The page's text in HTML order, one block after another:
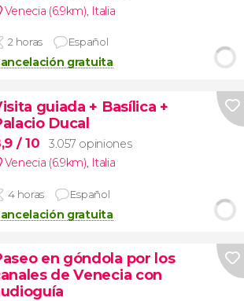
Venecia (6.9km) Italia
2 horas Español
gratuita
guiada + Basílica +
Ducal
/ 10
3.057 opiniones
Venecia (6.9km), Italia
4 horas Español
gratuita
en góndola por los
de Venecia con